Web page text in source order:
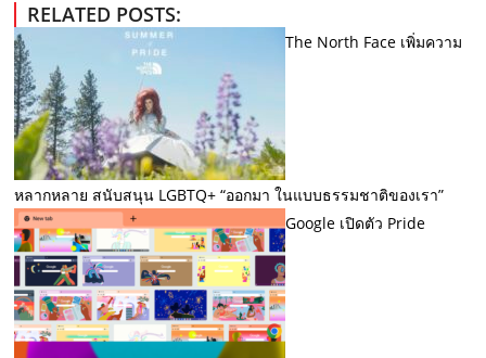
RELATED POSTS:
The North Face เพิ่มความ
หลากหลาย สนับสนุน LGBTQ+ “ออกมา ในแบบธรรมชาติของเรา”
Google เปิดตัว Pride